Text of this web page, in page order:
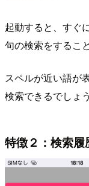
起動すると、すぐ
句の検索をするこ
スペルが近い語が
検索できるでしょう
特徴２：検索履